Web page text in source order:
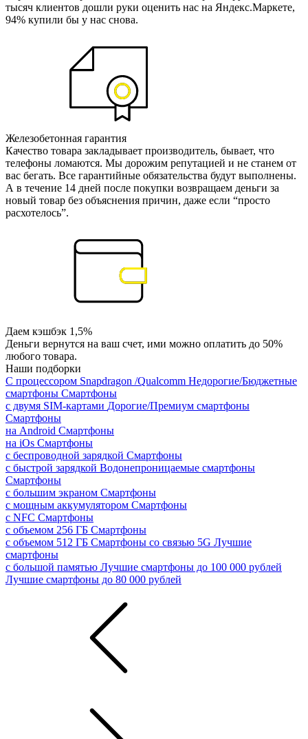
тысяч клиентов дошли руки оценить нас на Яндекс.Маркете,
94% купили бы у нас снова.
Железобетонная гарантия
Качество товара закладывает производитель, бывает, что
телефоны ломаются. Мы дорожим репутацией и не станем от
вас бегать. Все гарантийные обязательства будут выполнены.
А в течение 14 дней после покупки возвращаем деньги за
новый товар без объяснения причин, даже если “просто
расхотелось”.
Даем кэшбэк 1,5%
Деньги вернутся на ваш счет, ими можно оплатить до 50%
любого товара.
Наши подборки
С процессором Snapdragon /Qualcomm Недорогие/Бюджетные
смартфоны Смартфоны
с двумя SIM-картами Дорогие/Премиум смартфоны
Смартфоны
на Android Смартфоны
на iOs Смартфоны
с беспроводной зарядкой Смартфоны
с быстрой зарядкой Водонепроницаемые смартфоны
Смартфоны
с большим экраном Смартфоны
с мощным аккумулятором Смартфоны
с NFC Смартфоны
с объемом 256 ГБ Смартфоны
с объемом 512 ГБ Смартфоны со связью 5G Лучшие
смартфоны
с большой памятью Лучшие смартфоны до 100 000 рублей
Лучшие смартфоны до 80 000 рублей